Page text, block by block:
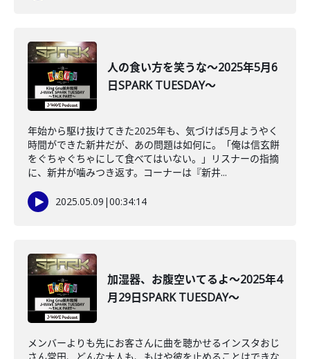
人の食い方を笑うな～2025年5月6
日SPARK TUESDAY～
年始から駆け抜けてきた2025年も、気づけば5月ようやく
時間ができた新井だが、あの問題は如何に。「俺は信玄餅
をぐちゃぐちゃにして食べてはいない。」リスナーの指摘
に、新井が噛みつき返す。コーナーは『新井...
2025.05.09 |00:34:14
加湿器、お腹空いてるよ～2025年4
月29日SPARK TUESDAY～
メンバーよりも先にお客さんに曲を聴かせるインスタおじ